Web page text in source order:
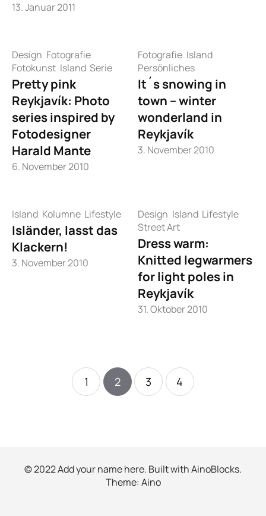
13. Januar 2011
Design Fotografie
Fotokunst Island Serie
Pretty pink
Reykjavík: Photo
series inspired by
Fotodesigner
Harald Mante
6. November 2010
Fotografie Island
Persönliches
It´s snowing in
town – winter
wonderland in
Reykjavík
3. November 2010
Island Kolumne Lifestyle
Isländer, lasst das
Klackern!
3. November 2010
Design Island Lifestyle
Street Art
Dress warm:
Knitted legwarmers
for light poles in
Reykjavík
31. Oktober 2010
1 2 3 4
© 2022 Add your name here. Built withAinoBlocks.
Theme:Aino